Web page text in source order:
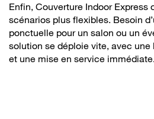
Enfin, Couverture Indoor Express
scénarios plus flexibles. Besoin
ponctuelle pour un salon ou un
solution se déploie vite, avec une
et une mise en service